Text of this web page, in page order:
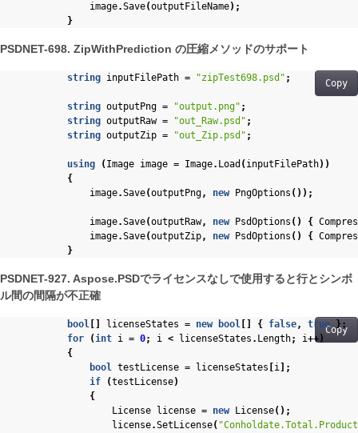
image.Save(outputFileName);
}
PSDNET-698. ZipWithPrediction の圧縮メソッドのサポート
Copy
string inputFilePath = "zipTest698.psd" ;
string outputPng = "output.png" ;
string outputRaw = "out_Raw.psd" ;
string outputZip = "out_Zip.psd" ;
using ( Image image = Image. Load ( inputFilePath))
{
image.Save(outputPng, new PngOptions ());
image.Save(outputRaw, new PsdOptions () {
image.Save(outputZip, new PsdOptions () {
}
PSDNET-927. Aspose.PSDでライセンスなしで使用すると行とシンボ
ル間の間隔が不正確
Copy
bool licenseStates = new bool { false, true
};
for
(int i = 0; i < licenseStates . Length; i++)
{
bool testLicense = licenseStates i ];
if
(testLicense)
{
License
license = new License();
license.SetLicense(